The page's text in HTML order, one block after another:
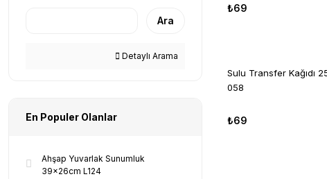
Ara
Detaylı Arama
En Populer Olanlar
Ahşap Yuvarlak Sunumluk
39x26cm L124
₺69
Sulu Transfer Kağıdı
058
₺69